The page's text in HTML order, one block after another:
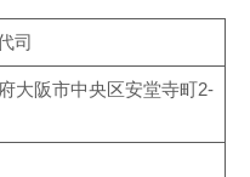
司
大阪市中央区安堂寺町2-